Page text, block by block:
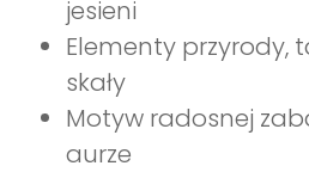
jesieni
Elementy przyrody,
skały
Motyw radosnej
aurze